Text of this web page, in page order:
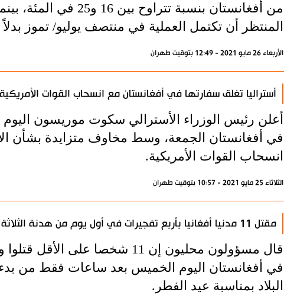
من أفغانستان بنسبة
المنتظر أن تكتمل العملية في منتصف يوليو/ تموز بدلاً من 11 سبتمبر/ أيلول
الأربعاء 26 مايو 2021 - 12:49 بتوقيت طهران
أستراليا تغلق سفارتها في أفغانستان مع انسحاب القوات الأمريكية
أعلن رئيس الوزراء الأسترالي سكوت موريسون اليوم
في أفغانستان الجمعة، وسط مخاوف متزايدة بشأن
انسحاب القوات الأمريكية.
الثلاثاء 25 مايو 2021 - 10:57 بتوقيت طهران
مقتل 11 مدنيا أفغانيا بأربع تفجيرات في أول يوم من هدنة الثلاثة أيام
في أفغانستان اليوم الخميس بعد ساعات فقط من بدء
البلاد بمناسبة عيد الفطر.